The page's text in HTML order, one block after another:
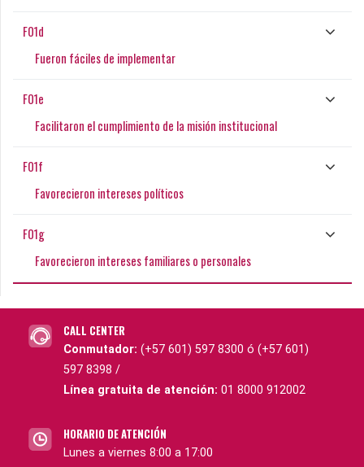
F01d
Fueron fáciles de implementar
F01e
Facilitaron el cumplimiento de la misión institucional
F01f
Favorecieron intereses políticos
F01g
Favorecieron intereses familiares o personales
CALL CENTER
Conmutador: (+57 601) 597 8300 ó (+57 601)
597 8398 /
Línea gratuita de atención: 01 8000 912002
HORARIO DE ATENCIÓN
Lunes a viernes 8:00 a 17:00